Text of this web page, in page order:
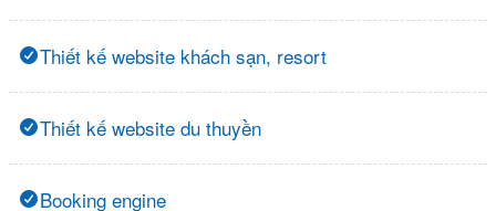
Thiết kế website khách sạn, resort
Thiết kế website du thuyền
Booking engine